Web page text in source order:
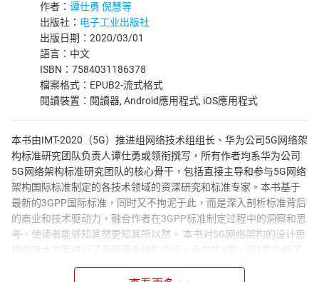
作者： 谭仕勇 倪慧等
出版社： 电子工业出版社
出版日期：2020/03/01
語言：中文
ISBN：7584031186378
檔案格式：EPUB2-流式格式
閱讀裝置：閱讀器, Android應用程式, iOS應用程式
本书由IMT-2020（5G）推进组网络技术组组长、华为公司5G网络架
构标准研究团队负责人谭仕勇或领衔撰写，所有作者均系华为公司
5G网络架构标准研究团队的核心骨干，包括直接主导和参与5G网络
架构国际标准制定的各技术领域的资深研究和标准专家。本书基于
最新的3GPP国际标准，同时又不拘泥于此，而是深入剖析标准背后
的商业和技术驱动力，融合作者在3GPP标准制定过程中的洞察和思
考，使读者能够知其然更知其所以然。 本书对5G网络架构的设计思
想和技术方案进行了全面而系统的介绍。全书共4章，第1章介绍了
无线网络架构的概念、演进路径、部署模式、商业价值和标准协议